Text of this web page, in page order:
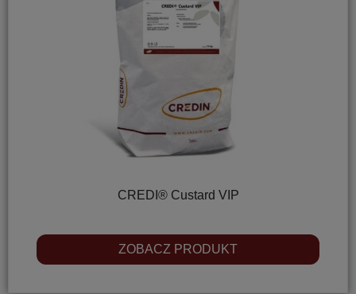
CREDI® Custard VIP
ZOBACZ PRODUKT